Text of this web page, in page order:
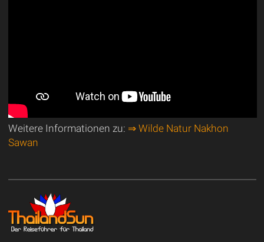
Weitere Informationen zu: ⇒ Wilde Natur Nakhon
Sawan